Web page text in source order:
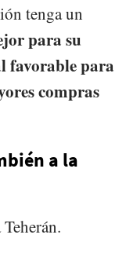
tenga un
para su
favorable para
compras
a la